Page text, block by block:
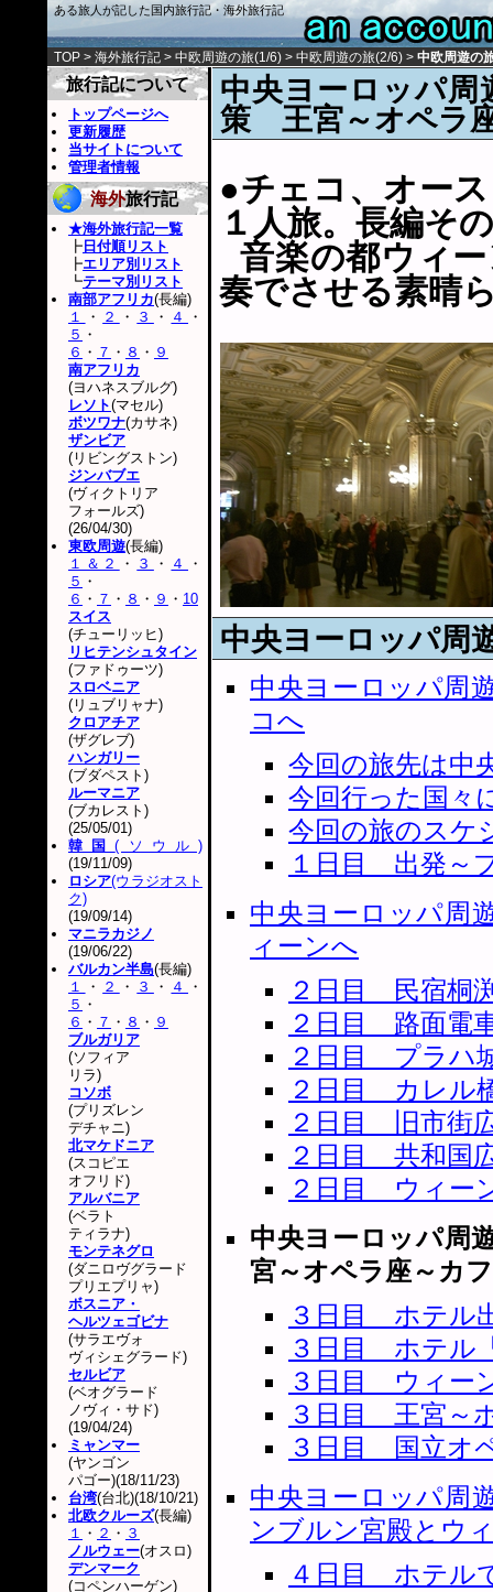
ある旅人が記した国内旅行記・海外旅行記
TOP > 海外旅行記 > 中欧周遊の旅(1/6) > 中欧周遊の旅(2/6) > 中欧周遊の
中央ヨーロッパ
策 王宮～オペラ
●チェコ、オー
１人旅。長編そ
音楽の都ウィ
奏でさせる素晴
中央ヨーロッパ
中央ヨーロッパ
コへ
今回の旅先は中
今回行った国々
今回の旅のスケ
１日目 出発～
中央ヨーロッパ
ィーンへ
２日目 民宿桐
２日目 路面電
２日目 プラハ
２日目 カレル
２日目 旧市街
２日目 共和国
２日目 ウィー
中央ヨーロッパ
宮～オペラ座～カ
３日目 ホテル
３日目 ホテル
３日目 ウィー
３日目 王宮～
３日目 国立オ
中央ヨーロッパ
ンブルン宮殿とウ
４日目 ホテル
旅行記について
トップページへ
更新履歴
当サイトについて
管理者情報
海外旅行記
★海外旅行記一覧
┣ 日付順リスト
┣エリア別リスト
┗テーマ別リスト
南部アフリカ(長編)
１
・ ２ ・ ３ ・ ４
・
５ ・
６ ・ ７ ・ ８ ・ ９
南アフリカ
(ヨハネスブルグ)
レソト(マセル)
ボツワナ(カサネ)
ザンビア
(リビングストン)
ジンバブエ
(ヴィクトリア
フォールズ)
(26/04/30)
東欧周遊(長編)
１＆２
・ ３ ・ ４
・
５ ・
６ ・ ７ ・ ８ ・ ９ ・ 10
スイス
(チューリッヒ)
リヒテンシュタイン
(ファドゥーツ)
スロベニア
(リュブリャナ)
クロアチア
(ザグレブ)
ハンガリー
(ブダペスト)
ルーマニア
(ブカレスト)
(25/05/01)
韓国(ソウル)
(19/11/09)
ロシア(ウラジオスト
ク)
(19/09/14)
マニラカジノ
(19/06/22)
バルカン半島(長編)
１
・ ２ ・ ３ ・ ４
・
５ ・
６ ・ ７ ・ ８ ・ ９
ブルガリア
(ソフィア
リラ)
コソボ
(プリズレン
デチャニ)
北マケドニア
(スコピエ
オフリド)
アルバニア
(ベラト
ティラナ)
モンテネグロ
(ダニロヴグラード
プリエプリャ)
ボスニア・
ヘルツェゴビナ
(サラエヴォ
ヴィシェグラード)
セルビア
(ベオグラード
ノヴィ・サド)
(19/04/24)
ミャンマー
(ヤンゴン
パゴー)(18/11/23)
台湾(台北)(18/10/21)
北欧クルーズ(長編)
１ ・ ２ ・ ３
ノルウェー(オスロ)
デンマーク
(コペンハーゲン)